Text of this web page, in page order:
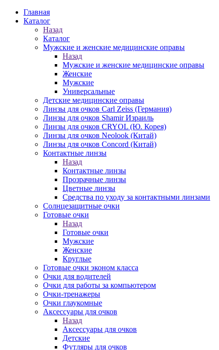
Главная
Каталог
Назад
Каталог
Мужские и женские медицинские оправы
Назад
Мужские и женские медицинские оправы
Женские
Мужские
Универсальные
Детские медицинские оправы
Линзы для очков Carl Zeiss (Германия)
Линзы для очков Shamir Израиль
Линзы для очков CRYOL (Ю. Корея)
Линзы для очков Neolook (Китай)
Линзы для очков Concord (Китай)
Контактные линзы
Назад
Контактные линзы
Прозрачные линзы
Цветные линзы
Средства по уходу за контактными линзами
Солнцезащитные очки
Готовые очки
Назад
Готовые очки
Мужские
Женские
Круглые
Готовые очки эконом класса
Очки для водителей
Очки для работы за компьютером
Очки-тренажеры
Очки глаукомные
Аксессуары для очков
Назад
Аксессуары для очков
Детские
Футляры для очков